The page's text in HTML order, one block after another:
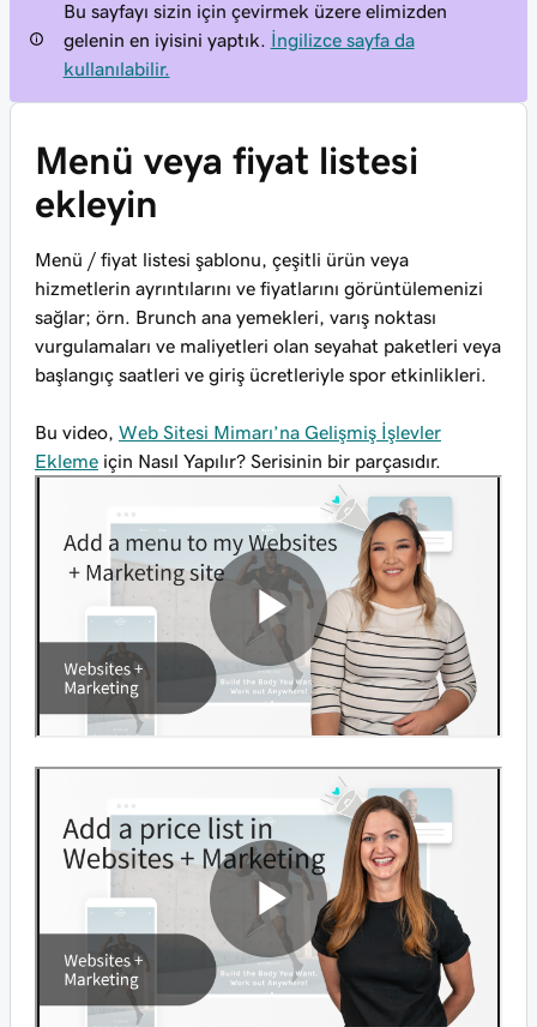
Bu sayfayı sizin için çevirmek üzere elimizden
gelenin en iyisini yaptık.
İngilizce sayfa da
kullanılabilir.
Menü veya fiyat listesi
ekleyin
Menü / fiyat listesi şablonu, çeşitli ürün veya
hizmetlerin ayrıntılarını ve fiyatlarını görüntülemenizi
sağlar; örn. Brunch ana yemekleri, varış noktası
vurgulamaları ve maliyetleri olan seyahat paketleri veya
başlangıç saatleri ve giriş ücretleriyle spor etkinlikleri.
Bu video, Web Sitesi Mimarı’na Gelişmiş İşlevler
Ekleme için Nasıl Yapılır? Serisinin bir parçasıdır.